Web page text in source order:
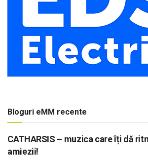
Bloguri eMM recente
CATHARSIS – muzica care îți dă
amiezii!